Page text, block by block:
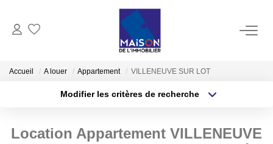
LOCATION
GESTION
Accueil A louer Appartement VILLENEUVE SUR LOT
Modifier les critères de recherche
Type de bien
Location Appartement VILLENEUVE